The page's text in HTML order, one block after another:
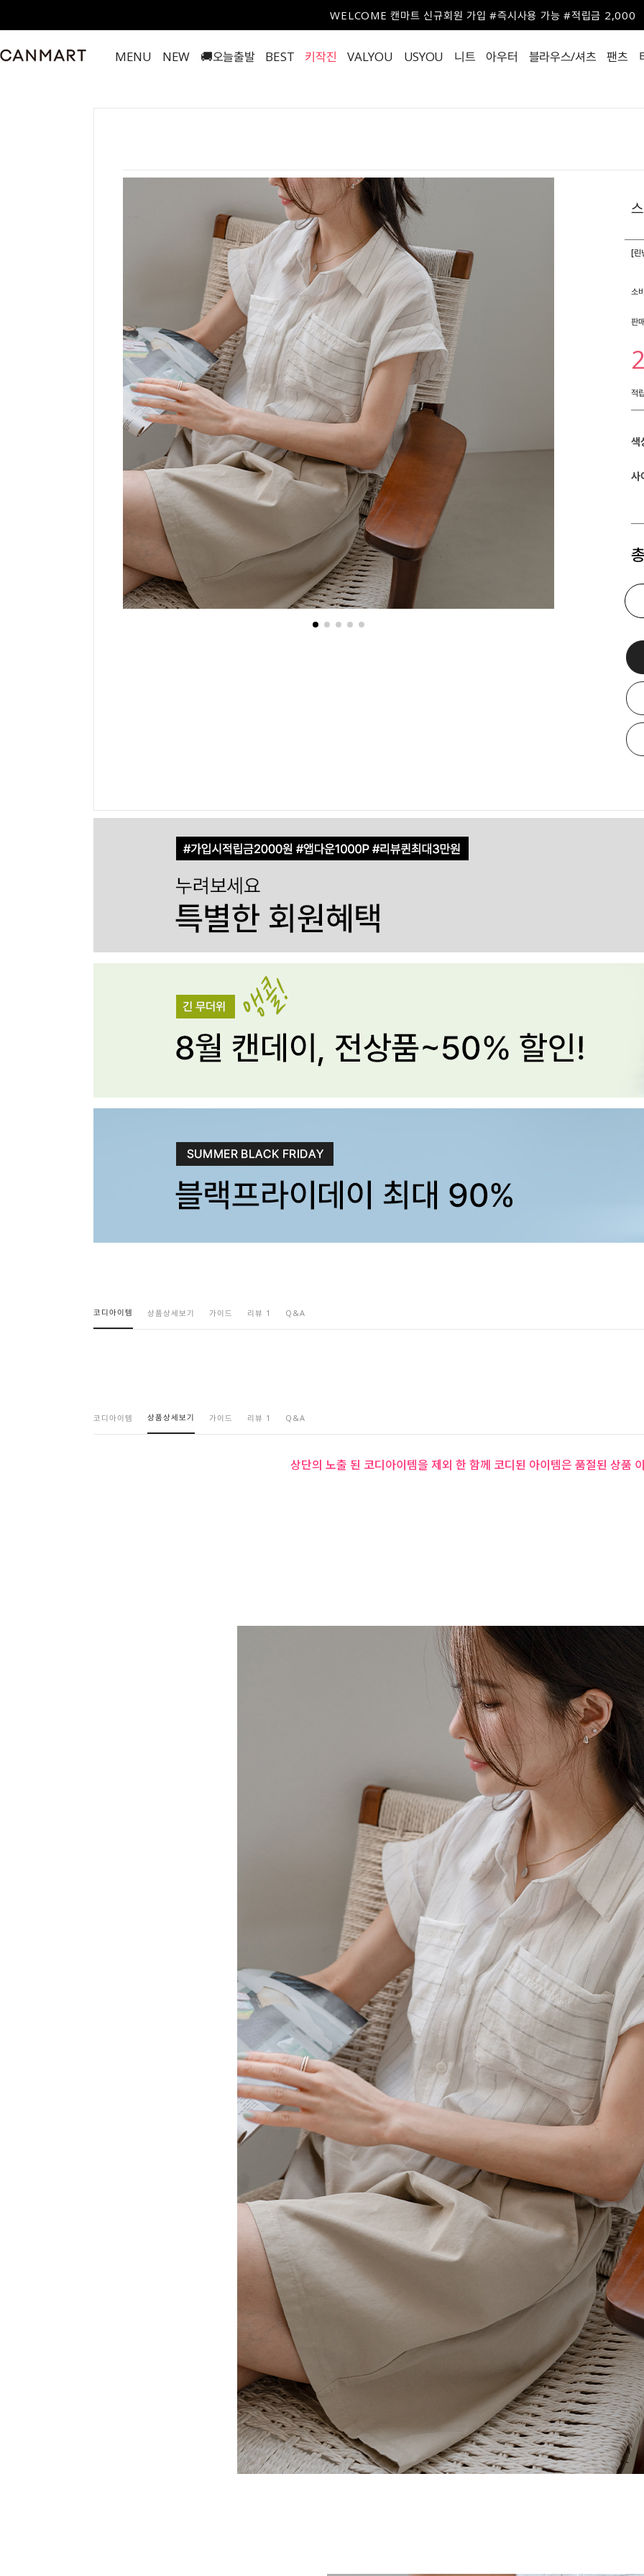
WELCOME 캔마트 신규회원 가입 #즉시사용 가능 #적립금 2,000
MENU NEW 🚚오늘출발 BEST 키작진 VALYOU USYOU 니트 아우터 블라우스/셔츠 팬츠
[린
소
판
적
색
사
코디아이템 상품상세보기 가이드 리뷰 1 Q&A
코디아이템 상품상세보기 가이드 리뷰 1 Q&A
상단의 노출 된 코디아이템을 제외 한 함께 코디된 아이템은 품절된 상품